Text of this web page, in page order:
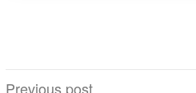
Previous post